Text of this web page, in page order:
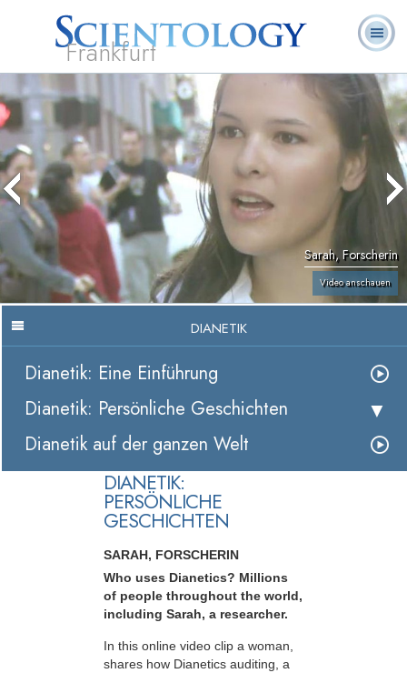
Frankfurt
Hubbard
Scientology?
Ehrenamtliche
Geistliche
Häufig gestellte
Fragen
Bücher
Sarah, Forscherin
Video anschauen
DIANETIK
Dianetik: Eine Einführung
Dianetik: Persönliche Geschichten
Dianetik auf der ganzen Welt
DIANETIK:
PERSÖNLICHE
GESCHICHTEN
SARAH, FORSCHERIN
Who uses Dianetics? Millions
of people throughout the world,
including Sarah, a researcher.
In this online video clip a woman,
shares how Dianetics auditing, a